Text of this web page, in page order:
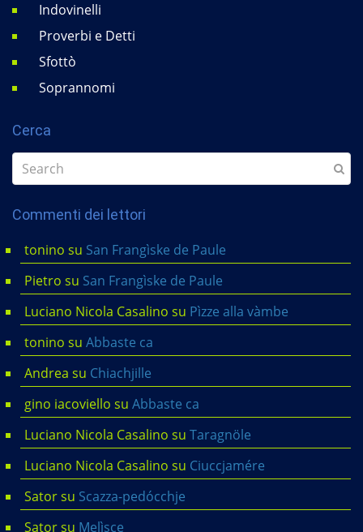
Indovinelli
Proverbi e Detti
Sfottò
Soprannomi
Cerca
Commenti dei lettori
tonino su San Frangìske de Paule
Pietro su San Frangìske de Paule
Luciano Nicola Casalino su Pìzze alla vàmbe
tonino su Abbaste ca
Andrea su Chiachjille
gino iacoviello su Abbaste ca
Luciano Nicola Casalino su Taragnöle
Luciano Nicola Casalino su Ciuccjamére
Satorsu Scazza-pedócchje
Satorsu Melìsce